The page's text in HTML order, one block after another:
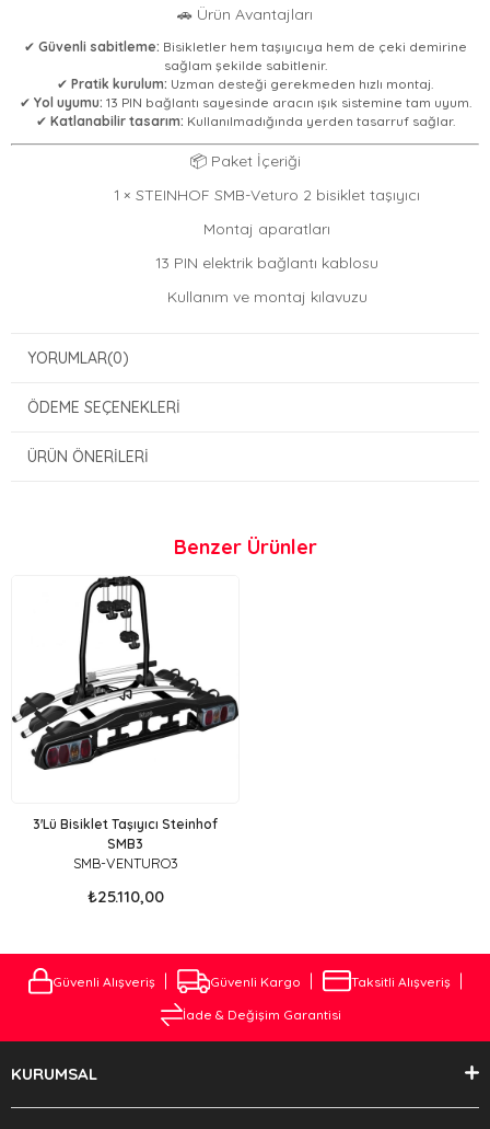
🚗 Ürün Avantajları
✔ Güvenli sabitleme: Bisikletler hem taşıyıcıya hem de çeki demirine
sağlam şekilde sabitlenir.
✔ Pratik kurulum: Uzman desteği gerekmeden hızlı montaj.
✔ Yol uyumu: 13 PIN bağlantı sayesinde aracın ışık sistemine tam uyum.
✔ Katlanabilir tasarım: Kullanılmadığında yerden tasarruf sağlar.
📦 Paket İçeriği
1 × STEINHOF SMB-Veturo 2 bisiklet taşıyıcı
Montaj aparatları
13 PIN elektrik bağlantı kablosu
Kullanım ve montaj kılavuzu
YORUMLAR(0)
ÖDEME SEÇENEKLERI
ÜRÜN ÖNERILERI
Benzer Ürünler
3'Lü Bisiklet Taşıyıcı Steinhof
SMB3
SMB-VENTURO3
₺25.110,00
Güvenli Alışveriş Güvenli Kargo
Taksitli Alışveriş
İade & Değişim Garantisi
KURUMSAL